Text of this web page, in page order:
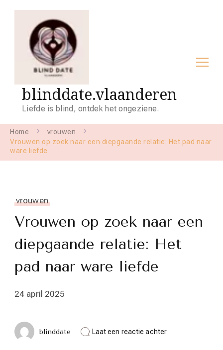
blinddate.vlaanderen
Liefde is blind, ontdek het ongeziene.
Home
vrouwen
Vrouwen op zoek naar een diepgaande relatie: Het pad naar
ware liefde
vrouwen
Vrouwen op zoek naar een
diepgaande relatie: Het
pad naar ware liefde
24 april 2025
blinddate Laat een reactie achterop